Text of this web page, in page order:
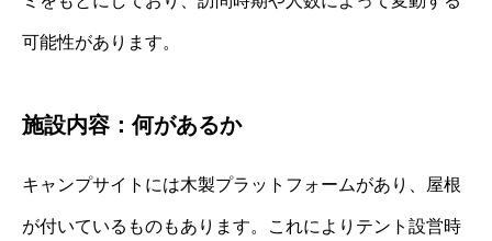
可能性があります。
施設内容：何があるか
キャンプサイトには木製プラットフォームがあり、屋根
が付いているものもあります。これによりテント設営時